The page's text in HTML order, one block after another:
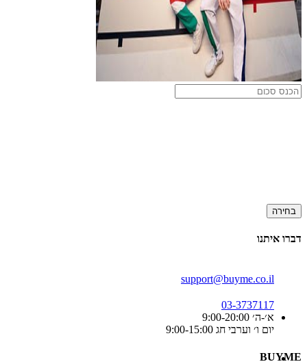
בחירה
דברו איתנו
support@buyme.co.il
03-3737117
א׳-ה׳ 9:00-20:00
יום ו׳ וערבי חג 9:00-15:00
BUYME